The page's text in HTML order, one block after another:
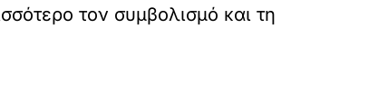
τον συμβολισμό και τη